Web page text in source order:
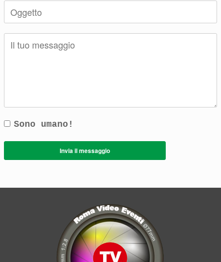
Sono umano!
Invia il messaggio